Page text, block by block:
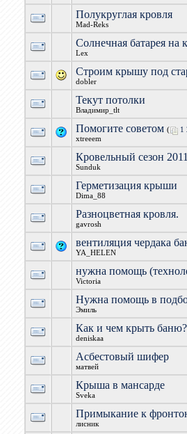
Полукруглая кровля
Mad-Reks
Солнечная батарея на
Lex
Строим крышу под
dobler
Текут потолки
Владимир_tlt
Помогите советом ( 1
xtreeem
Кровельный сезон 2011
Sunduk
Герметизация крыши
Dima_88
Разноцветная кровля.
gavrosh
вентиляция чердака
YA_HELEN
нужна помощь
Victoria
Нужна помощь в
Эмиль
Как и чем крыть баню?
deniskaa
Асбестовый шифер
матвей
Крыша в мансарде
Sveka
Примыкание к
лисник